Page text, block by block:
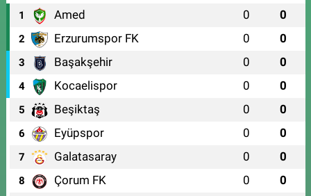
1 Amed 0 0
2 Erzurumspor FK 0 0
3 Başakşehir 0 0
4 Kocaelispor 0 0
5 Beşiktaş 0 0
6 Eyüpspor 0 0
7 Galatasaray 0 0
8 Çorum FK 0 0